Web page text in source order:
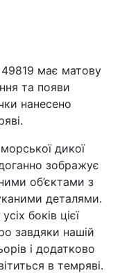
має матову
та появи
нанесено
дикої
зображує
об’єктами з
деталями.
боків цієї
завдяки нашій
і додатково
в темряві.